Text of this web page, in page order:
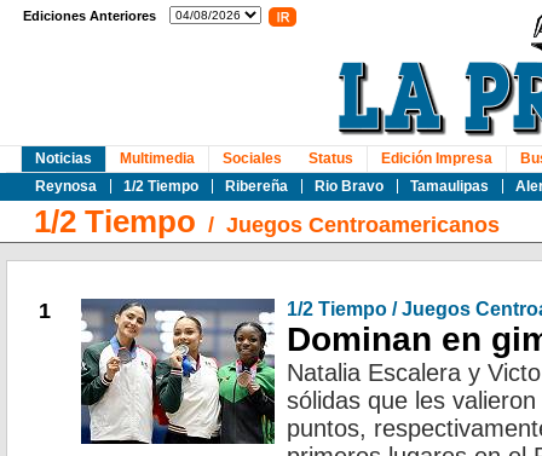
Ediciones Anteriores
Noticias
Reynosa
1/2 Tiempo Ribereña Rio Bravo Tamaulipas
Multimedia Sociales Status Edición Impresa
1/2 Tiempo / Juegos Centroamericanos
1 1/2 Tiempo / Juegos
Dominan en
Natalia Escalera y
sólidas que les
puntos,